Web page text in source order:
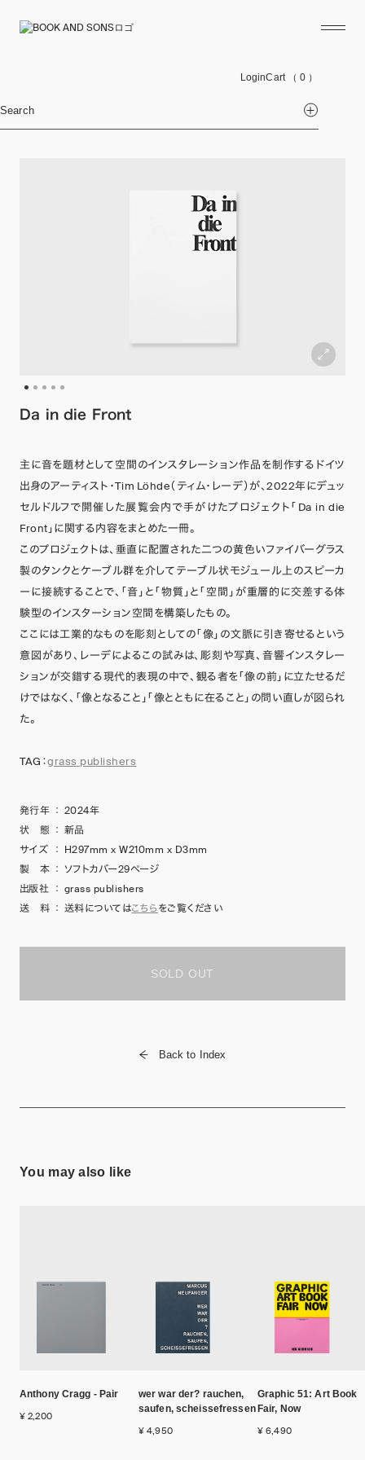
LoginCart （ 0 ）
Search
Da in die Front
主に音を題材として空間のインスタレーション作品を制作するドイツ
出身のアーティスト・Tim Löhde（ティム・レーデ）が、2022年にデュッ
セルドルフで開催した展覧会内で手がけたプロジェクト「Da in die
Front」に関する内容をまとめた一冊。
このプロジェクトは、垂直に配置された二つの黄色いファイバーグラス
製のタンクとケーブル群を介してテーブル状モジュール上のスピーカ
ーに接続することで、「音」と「物質」と「空間」が重層的に交差する体
験型のインスターション空間を構築したもの。
ここには工業的なものを彫刻としての「像」の文脈に引き寄せるという
意図があり、レーデによるこの試みは、彫刻や写真、音響インスタレー
ションが交錯する現代的表現の中で、観る者を「像の前」に立たせるだ
けではなく、「像となること」「像とともに在ること」の問い直しが図られ
た。
TAG：grass publishers
発行年 ： 2024年
状 態 ： 新品
サイズ
： H297mm x W210mm x D3mm
製 本 ： ソフトカバー29ページ
出版社 ： grass publishers
送 料 ： 送料についてはこちらをご覧ください
SOLD OUT
Back to Index
You may also like
Anthony Cragg - Pair
¥ 2,200
wer war der? rauchen,
saufen, scheissefressen
¥ 4,950
Graphic 51: Art Book
Fair, Now
¥ 6,490